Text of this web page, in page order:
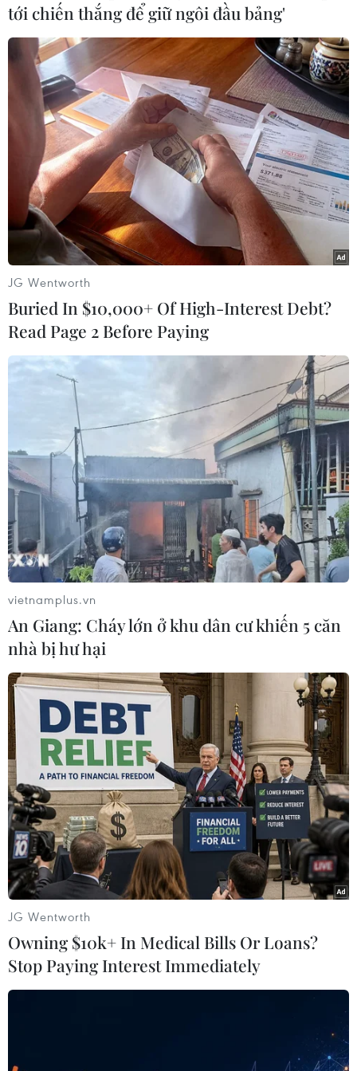
Phát hiện hơn 8 tấn quần
áo nghi nhập lậu vận
chuyển từ Bắc vào Nam
tiêu thụ
Kiểm tra một phương tiện vận tải đang chạy
hướng Bắc-Nam, lực lượng Cảnh sát giao thông
và Quản lý thị trường tỉnh Phú Yên đã phát hiện và
tạm giữ một lượng lớn quần áo có dấu hiệu nhập
lậu.
#Kinh doanh
#Sản phẩm quần áo
#Giả mạo nhãn hiệu
Theo dõi VietnamPlus
CHỐNG HÀNG GIẢ
Khởi tố vụ buôn bán hàng giả mạo nhãn hiệu
nổi tiếng tại Đắk Lắk
Vụ MediPhar: Viện Kiểm sát giữ quan điểm truy
tố cựu Chủ tịch MediUSA
Tự điều chỉnh công thức thực phẩm, 2 vợ chồng
giám đốc Công ty Herbitech hầu tòa
Phát hiện gần 68.000 vụ buôn lậu, gian lận
thương mại và hàng giả trong 6 tháng
tới chiến thắng để giữ ngôi đầu bảng'
JG Wentworth
Buried In $10,000+ Of High-Interest Debt?
Read Page 2 Before Paying
vietnamplus.vn
An Giang: Cháy lớn ở khu dân cư khiến 5 căn
nhà bị hư hại
JG Wentworth
Owning $10k+ In Medical Bills Or Loans?
Stop Paying Interest Immediately